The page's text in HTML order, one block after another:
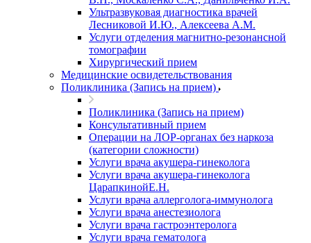
Ультразвуковая диагностика врачей
Лесниковой И.Ю., Алексеева А.М.
Услуги отделения магнитно-резонансной
томографии
Хирургический прием
Медицинские освидетельствования
Поликлиника (Запись на прием)
Поликлиника (Запись на прием)
Консультативный прием
Операции на ЛОР-органах без наркоза
(категории сложности)
Услуги врача акушера-гинеколога
Услуги врача акушера-гинеколога
ЦарапкинойЕ.Н.
Услуги врача аллерголога-иммунолога
Услуги врача анестезиолога
Услуги врача гастроэнтеролога
Услуги врача гематолога